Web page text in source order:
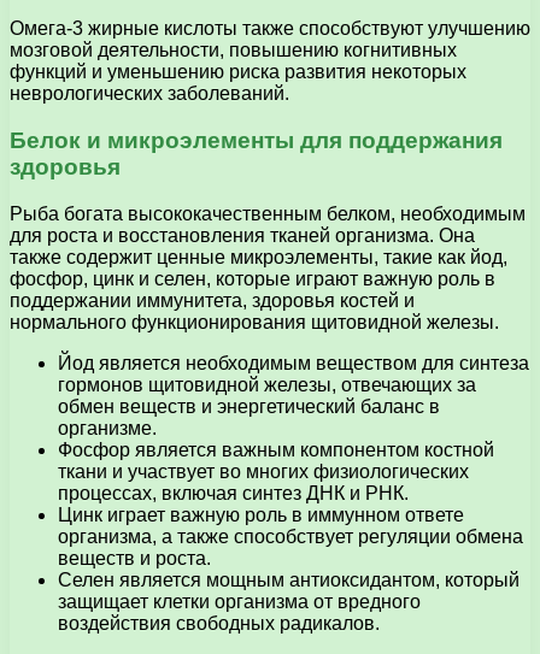
Омега-3 жирные кислоты также способствуют улучшению
мозговой деятельности, повышению когнитивных
функций и уменьшению риска развития некоторых
неврологических заболеваний.
Белок и микроэлементы для поддержания
здоровья
Рыба богата высококачественным белком, необходимым
для роста и восстановления тканей организма. Она
также содержит ценные микроэлементы, такие как йод,
фосфор, цинк и селен, которые играют важную роль в
поддержании иммунитета, здоровья костей и
нормального функционирования щитовидной железы.
Йод является необходимым веществом для синтеза
гормонов щитовидной железы, отвечающих за
обмен веществ и энергетический баланс в
организме.
Фосфор является важным компонентом костной
ткани и участвует во многих физиологических
процессах, включая синтез ДНК и РНК.
Цинк играет важную роль в иммунном ответе
организма, а также способствует регуляции обмена
веществ и роста.
Селен является мощным антиоксидантом, который
защищает клетки организма от вредного
воздействия свободных радикалов.